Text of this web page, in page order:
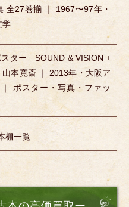
全27巻揃 ｜ 1967〜97年・
学
ター SOUND & VISION +
本寛斎 ｜ 2013年・大阪ア
ポスター・写真・ファッ
棚一覧